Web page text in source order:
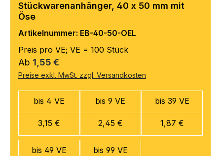
Stückwarenanhänger, 40 x 50 mm mit
Öse
Artikelnummer: EB-40-50-OEL
Preis pro VE; VE = 100 Stück
Regulärer Preis:
Ab 1,55 €
Preise exkl. MwSt. zzgl. Versandkosten
bis 4 VE
3,15 €
bis 9 VE
2,45 €
bis 39 VE
1,87 €
bis 49 VE bis 99 VE